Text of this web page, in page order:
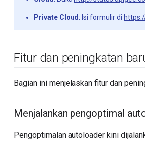
Private Cloud : Isi formulir di
Fitur dan peningkatan
Bagian ini menjelaskan fitur dan
Menjalankan pengoptimal
Pengoptimalan autoloader kini